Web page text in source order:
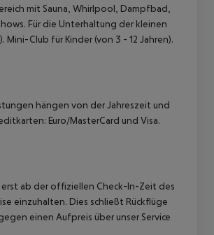
mit Sauna, Whirlpool, Dampfbad,
Für die Unterhaltung der kleinen
Club für Kinder (von 3 - 12 Jahren).
hängen von der Jahreszeit und
Euro/MasterCard und Visa.
ab der offiziellen Check-In-Zeit des
einzuhalten. Dies schließt Rückflüge
einen Aufpreis über unser Service